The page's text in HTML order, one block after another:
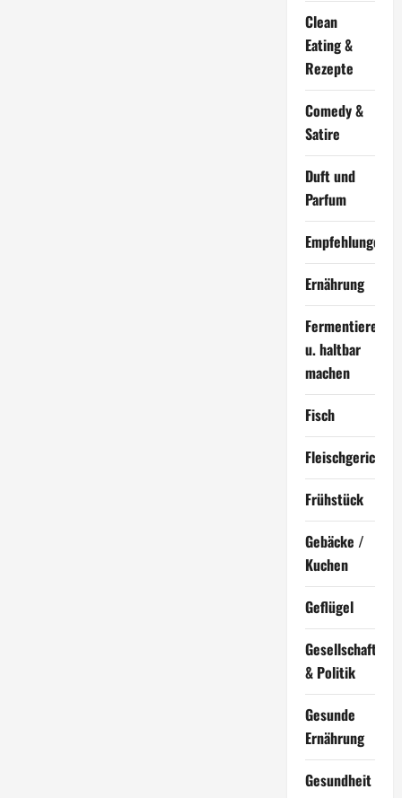
Clean
Eating &
Rezepte
Comedy &
Satire
Duft und
Parfum
Empfehlungen
Ernährung
Fermentieren
u. haltbar
machen
Fisch
Fleischgerichte
Frühstück
Gebäcke /
Kuchen
Geflügel
Gesellschaft
& Politik
Gesunde
Ernährung
Gesundheit